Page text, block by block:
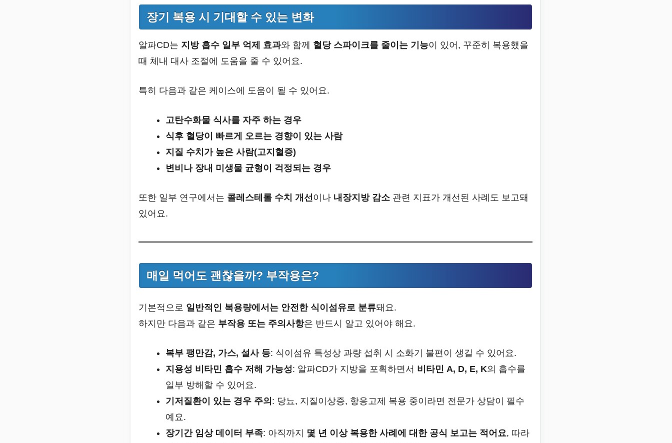
장기 복용 시 기대할 수 있는 변화
알파CD는 지방 흡수 일부 억제 효과와 함께 혈당 스파이크를 줄이는 기능이 있어, 꾸준히 복용했을
때 체내 대사 조절에 도움을 줄 수 있어요.
특히 다음과 같은 케이스에 도움이 될 수 있어요.
고탄수화물 식사를 자주 하는 경우
식후 혈당이 빠르게 오르는 경향이 있는 사람
지질 수치가 높은 사람(고지혈증)
변비나 장내 미생물 균형이 걱정되는 경우
또한 일부 연구에서는 콜레스테롤 수치 개선 이나 내장지방 감소 관련 지표가 개선된 사례도 보고돼
있어요.
매일 먹어도 괜찮을까? 부작용은?
기본적으로 일반적인 복용량에서는 안전한 식이섬유로 분류돼요.
하지만 다음과 같은 부작용 또는 주의사항은 반드시 알고 있어야 해요.
복부 팽만감, 가스, 설사 등: 식이섬유 특성상 과량 섭취 시 소화기 불편이 생길 수 있어요.
지용성 비타민 흡수 저해 가능성: 알파CD가 지방을 포획하면서 비타민 A, D, E, K의 흡수를
일부 방해할 수 있어요.
기저질환이 있는 경우 주의 : 당뇨, 지질이상증, 항응고제 복용 중이라면 전문가 상담이 필수
예요.
장기간 임상 데이터 부족: 아직까지 몇 년 이상 복용한 사례에 대한 공식 보고는 적어요, 따라